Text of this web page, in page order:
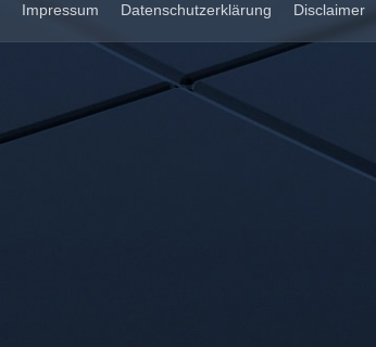
Impressum Datenschutzerklärung Disclaimer